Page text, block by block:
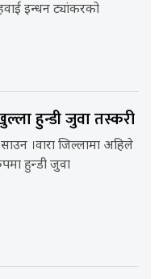
इन्धन ट्यांकरको
हुन्डी जुवा तस्करी
साउन ।वारा जिल्लामा अहिले
हुन्डी जुवा